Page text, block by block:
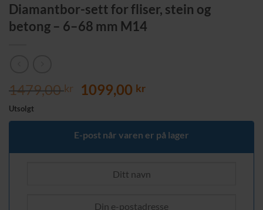
Diamantbor-sett for fliser, stein og
betong – 6–68 mm M14
1479,00kr
Opprinnelig
var:
1479,00 kr.
1099,00 krNåværende
er:
1099,00 kr.
Utsolgt
E-post når varen er på lager